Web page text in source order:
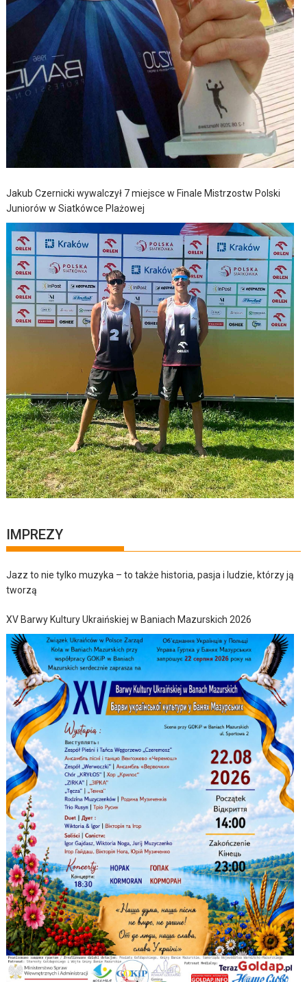
Jakub Czernicki wywalczył 7 miejsce w Finale Mistrzostw Polski
Juniorów w Siatkówce Plażowej
IMPREZY
Jazz to nie tylko muzyka – to także historia, pasja i ludzie, którzy ją
tworzą
XV Barwy Kultury Ukraińskiej w Baniach Mazurskich 2026